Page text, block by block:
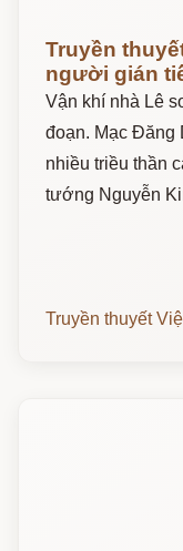
Truyền
gián tiếp mở
Vận khí nhà Lê
đứt đoạn. Mạc
khiến nhiều
đó có võ tướng